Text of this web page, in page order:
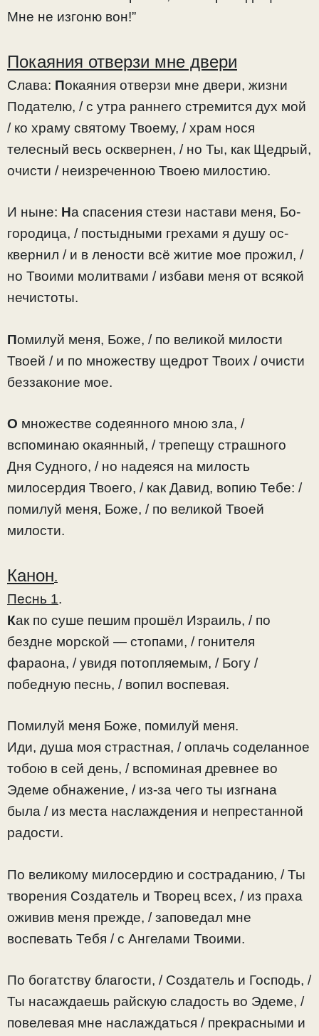
Мне не изгоню вон!”
Покаяния отверзи мне двери
Слава: Покаяния отверзи мне двери, жизни
Подателю, / с утра раннего стремится дух мой
/ ко храму святому Твоему, / храм нося
телесный весь осквернен, / но Ты, как Щедрый,
очисти / неизреченною Твоею милостию.
И ныне: На спасения стези настави меня, Бо­
городица, / постыдными грехами я душу ос­
квернил / и в лености всё житие мое прожил, /
но Твоими молитвами / избави меня от всякой
нечистоты.
Помилуй меня, Боже, / по великой милости
Твоей / и по множеству щедрот Твоих / очисти
беззаконие мое.
О множестве содеянного мною зла, /
вспоминаю окаянный, / трепещу страшного
Дня Судного, / но надеяся на милость
милосердия Твоего, / как Давид, вопию Тебе: /
помилуй меня, Боже, / по великой Твоей
милости.
Канон.
Песнь 1.
Как по суше пешим прошёл Израиль, / по
бездне морской — стопами, / гонителя
фараона, / увидя потопляемым, / Богу /
победную песнь, / вопил воспевая.
Помилуй меня Боже, помилуй меня.
Иди, душа моя страстная, / оплачь соделанное
тобою в сей день, / вспоминая древнее во
Эдеме обнажение, / из-за чего ты изгнана
была / из места наслаждения и непрестанной
радости.
По великому милосердию и состраданию, / Ты
творения Создатель и Творец всех, / из праха
оживив меня прежде, / заповедал мне
воспевать Тебя / с Ангелами Твоими.
По богатству благости, / Создатель и Господь, /
Ты насаждаешь райскую сладость во Эдеме, /
повелевая мне наслаждаться / прекрасными и